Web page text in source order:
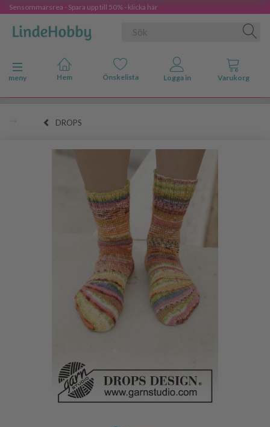
Sensommarsrea - Spara upp till 50% - klicka här
Ändra navigering
meny
DROPS